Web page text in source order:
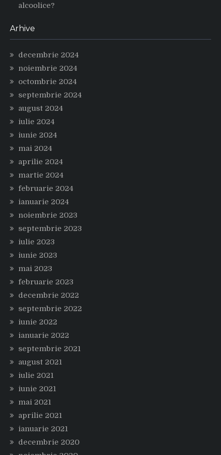
alcoolice?
Arhive
decembrie 2024
noiembrie 2024
octombrie 2024
septembrie 2024
august 2024
iulie 2024
iunie 2024
mai 2024
aprilie 2024
martie 2024
februarie 2024
ianuarie 2024
noiembrie 2023
septembrie 2023
iulie 2023
iunie 2023
mai 2023
februarie 2023
decembrie 2022
septembrie 2022
iunie 2022
ianuarie 2022
septembrie 2021
august 2021
iulie 2021
iunie 2021
mai 2021
aprilie 2021
ianuarie 2021
decembrie 2020